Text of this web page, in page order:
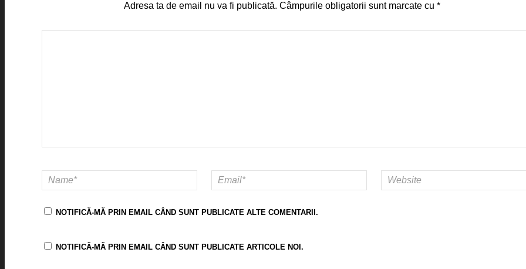
Adresa ta de email nu va fi publicată. Câmpurile obligatorii sunt marcate cu *
NOTIFICĂ-MĂ PRIN EMAIL CÂND SUNT PUBLICATE ALTE COMENTARII.
NOTIFICĂ-MĂ PRIN EMAIL CÂND SUNT PUBLICATE ARTICOLE NOI.